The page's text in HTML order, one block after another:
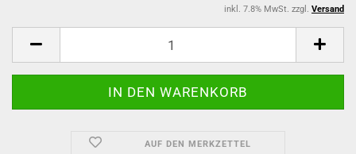
inkl. 7.8% MwSt. zzgl. Versand
AUF DEN MERKZETTEL